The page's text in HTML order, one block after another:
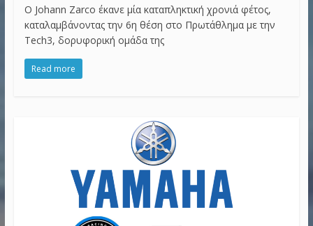
O Johann Zarco έκανε μία καταπληκτική χρονιά φέτος,
καταλαμβάνοντας την 6η θέση στο Πρωτάθλημα με την
Tech3, δορυφορική ομάδα της
Read more